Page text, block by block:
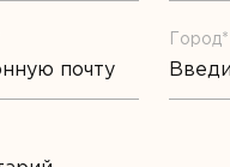
Город*